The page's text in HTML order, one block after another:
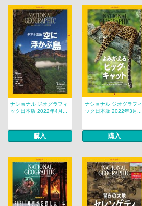
ナショナル ジオグラフィ
ック日本版 2022年4月...
購入
ナショナル ジオグラフィ
ック日本版 2022年3月...
購入